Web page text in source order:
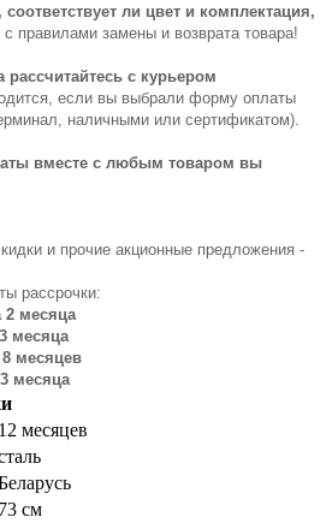
ли цвет и комплектация,
правилами замены и возврата товара!
рассчитайтесь с курьером
если вы выбрали форму оплаты
наличными или сертификатом).
вместе с любым товаром вы
и прочие акционные предложения -
рассрочки:
месяца
12 месяцев
73 см